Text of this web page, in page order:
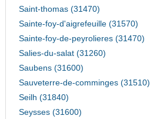
Saint-thomas (31470)
Sainte-foy-d'aigrefeuille (31570)
Sainte-foy-de-peyrolieres (31470)
Salies-du-salat (31260)
Saubens (31600)
Sauveterre-de-comminges (31510)
Seilh (31840)
Seysses (31600)